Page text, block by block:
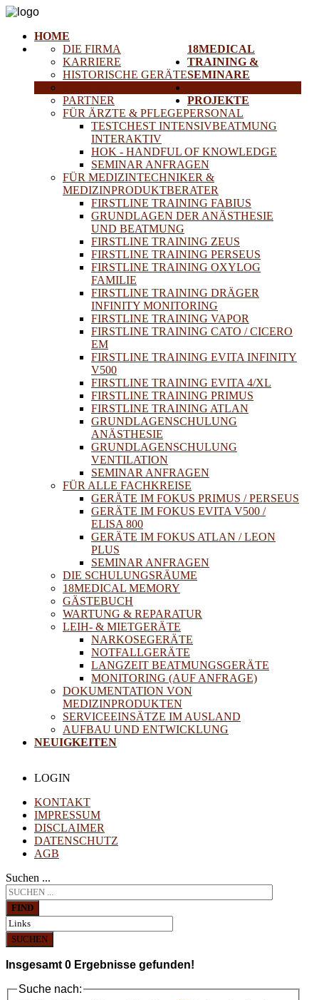
HOME
18MEDICAL
DIE FIRMA
KARRIERE
HISTORISCHE GERÄTE
PARTNER
TRAINING &
SEMINARE
FÜR ÄRZTE & PFLEGEPERSONAL
TESTCHEST INTENSIVBEATMUNG
INTERAKTIV
HOK - HANDFUL OF KNOWLEDGE
SEMINAR ANFRAGEN
FÜR MEDIZINTECHNIKER &
MEDIZINPRODUKTBERATER
FIRSTLINE TRAINING FABIUS
GRUNDLAGEN DER ANÄSTHESIE
UND BEATMUNG
FIRSTLINE TRAINING ZEUS
FIRSTLINE TRAINING PERSEUS
FIRSTLINE TRAINING OXYLOG
FAMILIE
FIRSTLINE TRAINING DRÄGER
INFINITY MONITORING
FIRSTLINE TRAINING VAPOR
FIRSTLINE TRAINING CATO / CICERO
EM
FIRSTLINE TRAINING EVITA INFINITY
V500
FIRSTLINE TRAINING EVITA 4/XL
FIRSTLINE TRAINING PRIMUS
FIRSTLINE TRAINING ATLAN
GRUNDLAGENSCHULUNG
ANÄSTHESIE
GRUNDLAGENSCHULUNG
VENTILATION
SEMINAR ANFRAGEN
FÜR ALLE FACHKREISE
GERÄTE IM FOKUS PRIMUS / PERSEUS
GERÄTE IM FOKUS EVITA V500 /
ELISA 800
GERÄTE IM FOKUS ATLAN / LEON
PLUS
SEMINAR ANFRAGEN
DIE SCHULUNGSRÄUME
18MEDICAL MEMORY
GÄSTEBUCH
WARTUNG & REPARATUR
LEIH- & MIETGERÄTE
NARKOSEGERÄTE
NOTFALLGERÄTE
LANGZEIT BEATMUNGSGERÄTE
MONITORING (AUF ANFRAGE)
DOKUMENTATION VON
MEDIZINPRODUKTEN
PROJEKTE
SERVICEEINSÄTZE IM AUSLAND
AUFBAU UND ENTWICKLUNG
NEUIGKEITEN
LOGIN
KONTAKT
IMPRESSUM
DISCLAIMER
DATENSCHUTZ
AGB
Suchen ...
FIND
SUCHEN
Insgesamt 0 Ergebnisse gefunden!
Suche nach: